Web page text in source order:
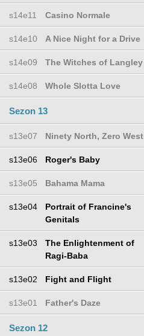
s14e11 Casino Normale
s14e10 A Nice Night for a Drive
s14e09 The Witches of Langley
s14e08 Whole Slotta Love
Sezon 13
s13e07 Ninety North, Zero West
s13e06 Roger's Baby
s13e05 Bahama Mama
s13e04
Portrait of Francine's
Genitals
s13e03
The Enlightenment of
Ragi-Baba
s13e02 Fight and Flight
s13e01 Father's Daze
Sezon 12